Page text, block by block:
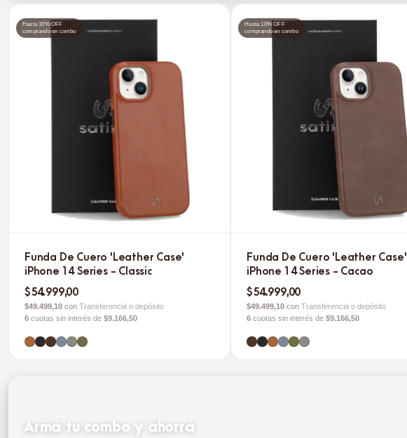
Hasta 10% OFF
comprando en combo
Funda De Cuero 'Leather Case'
iPhone 14 Series - Classic
$54.999,00
$49.499,10 con Transferencia o depósito
6 cuotas sin interés de $9.166,50
Hasta 10% OFF
comprando en combo
Funda De Cuero 'Leather Case'
iPhone 14 Series - Cacao
$54.999,00
$49.499,10con Transferencia o depósito
6 cuotas sin interés de$9.166,50
Armá tu combo y ahorrá